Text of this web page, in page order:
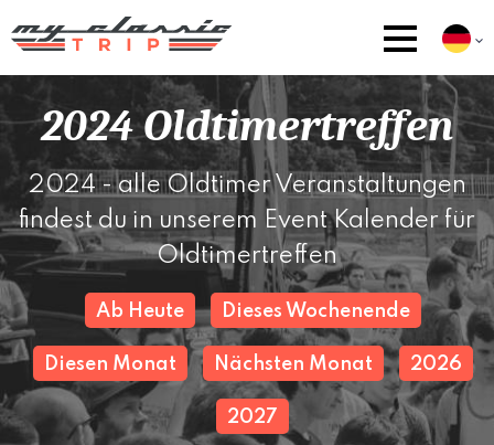
2024 Oldtimertreffen
2024 - alle Oldtimer Veranstaltungen
findest du in unserem Event Kalender für
Oldtimertreffen
Ab Heute Dieses Wochenende
Diesen Monat Nächsten Monat 2026
2027